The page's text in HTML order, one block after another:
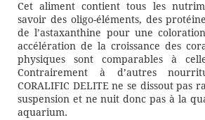
Cet aliment contient tous les
savoir des oligo-éléments, des
de l’astaxanthine pour une
accélération de la croissance des
physiques sont comparables à
Contrairement à d’autres
CORALIFIC DELITE ne se dissout pas
suspension et ne nuit donc pas à la
aquarium.